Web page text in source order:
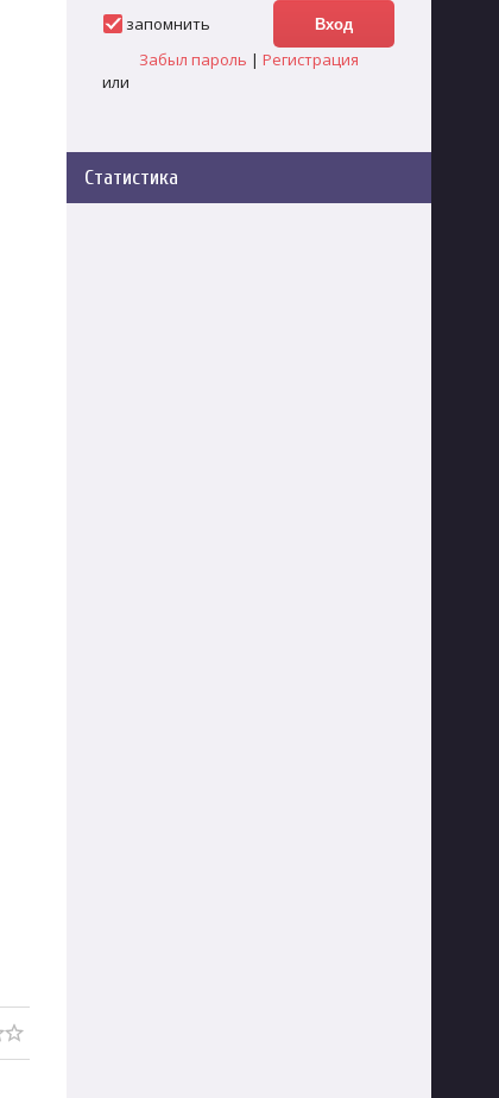
запомнить
Забыл пароль | Регистрация
или
Статистика